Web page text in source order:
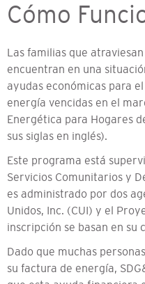
Cómo
Las familias que
encuentran en una
ayudas económicas para
energía vencidas en el
Energética para Hogares
sus siglas en inglés).
Este programa está
Servicios Comunitarios y
es administrado por dos
Unidos, Inc. (CUI) y el
inscripción se basan en su
Dado que muchas
su factura de energía,